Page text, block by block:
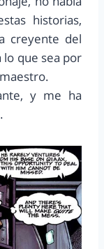
historias,
creyente del
que sea por
y me ha